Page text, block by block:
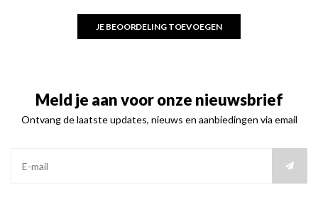
JE BEOORDELING TOEVOEGEN
Meld je aan voor onze nieuwsbrief
Ontvang de laatste updates, nieuws en aanbiedingen via email